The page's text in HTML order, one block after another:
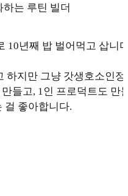
는 루틴 빌더
10년째 밥 벌어먹고 삽니
하지만 그냥 갓생호소인정
들고, 1인 프로덕트도 만
걸 좋아합니다.